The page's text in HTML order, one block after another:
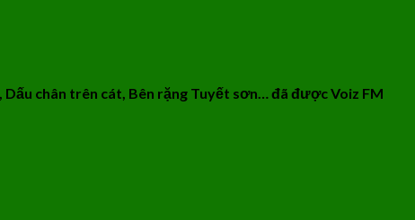
Dấu chân trên cát, Bên rặng Tuyết sơn… đã được Voiz FM